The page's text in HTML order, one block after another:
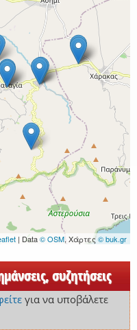
| Data© OSM, Χάρτες© buk.gr
συζητήσεις
για να υποβάλετε